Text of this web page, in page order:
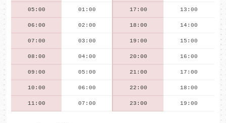
05:00 01:00 17:00 13:00
06:00 02:00 18:00 14:00
07:00 03:00 19:00 15:00
08:00 04:00 20:00 16:00
09:00 05:00 21:00 17:00
10:00 06:00 22:00 18:00
11:00 07:00 23:00 19:00